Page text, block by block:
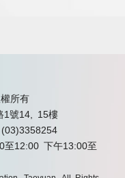
所有
1號14, 15樓
(03)3358254
至12:00 下午13:00至